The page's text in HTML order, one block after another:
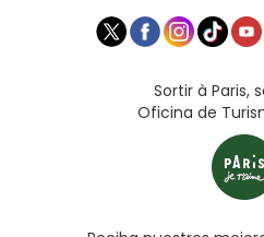
Sortir à Paris,
Oficina de